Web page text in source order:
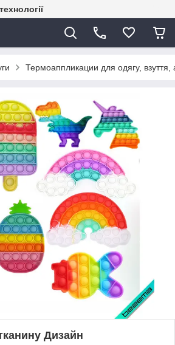
Термоаппликации для одягу, взуття,
Дизайн